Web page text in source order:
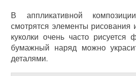
В аппликативной
смотрятся элементы рисования
куколки очень часто
бумажный наряд можно
деталями.